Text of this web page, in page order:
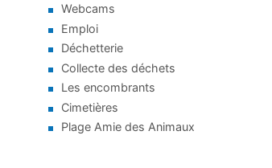
Webcams
Emploi
Déchetterie
Collecte des déchets
Les encombrants
Cimetières
Plage Amie des Animaux